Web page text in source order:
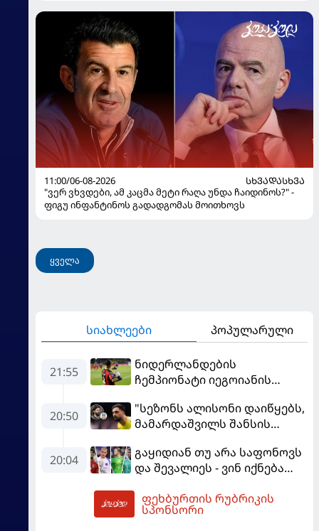
11:00/06-08-2026
ᲡᲮᲕᲐᲓᲐᲡᲮᲕᲐ
"ვერ ვხვდები, ამ კაცმა მეტი რაღა უნდა ჩაიდინოს?" -
ფიგუ ინფანტინოს გადადგომას მოითხოვს
ყველა
სიახლეები პოპულარული
21:55
ნიდერლანდების
ჩემპიონატი იეგოიანის
MVP გახდა
20:50
"სეზონს ალისონი დაიწყებს,
მამარდაშვილს შანსის
მოთმინება სჭირდება,
რომელსაც 100%-ით
"ლივერპულის" ყოფილმა
მეკარემ
20:04
გაყიდიან თუ არა საფონოვს
და შევალიეს - ვინ იქნება
ფეხბურთის რუბრიკის
სპონსორი